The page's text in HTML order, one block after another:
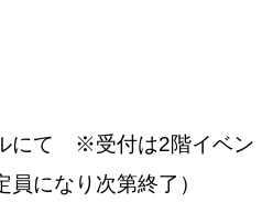
にて ※受付は2階イベン
員になり次第終了）